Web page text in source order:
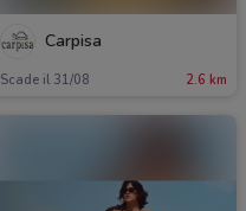
Carpisa
Scade il 31/08 2.6 km